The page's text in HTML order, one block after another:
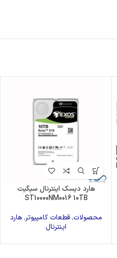
هارد دیسک اینترنال سیگیت
ST10000NM0016 10TB
محصولات,قطعات کامپیوتر,هارد
اینترنال